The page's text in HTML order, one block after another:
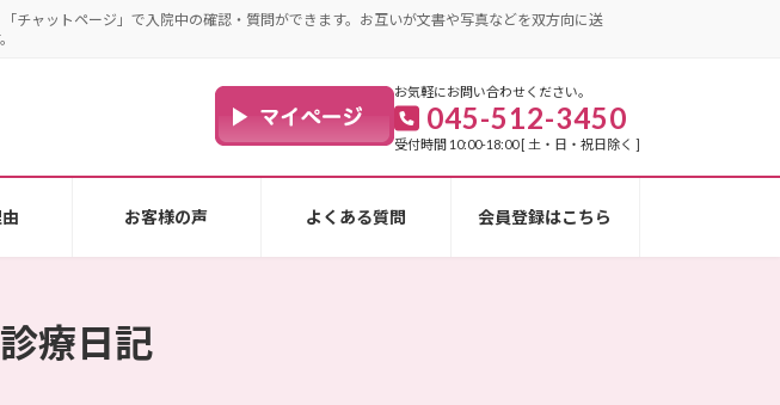
ャットページ」で入院中の確認・質問ができます。お互いが文書や写真などを双方向に送
お気軽にお問い合わせください。
045-512-3450
受付時間 10:00-18:00 [ 土・日・祝日除く ]
お客様の声 よくある質問 会員登録はこちら
療日記